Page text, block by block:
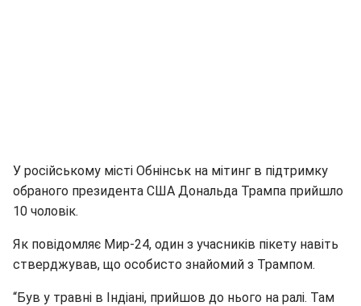
У російському місті Обнінськ на мітинг в підтримку
обраного президента США Дональда Трампа прийшло
10 чоловік.
Як повідомляє Мир-24, один з учасників пікету навіть
стверджував, що особисто знайомий з Трампом.
“Був у травні в Індіані, прийшов до нього на ралі. Там